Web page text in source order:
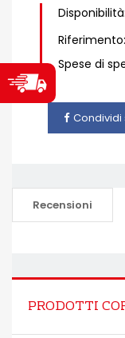
Disponibilità:
Riferimento:
Spese di
Condividi
Recensioni
PRODOTTI